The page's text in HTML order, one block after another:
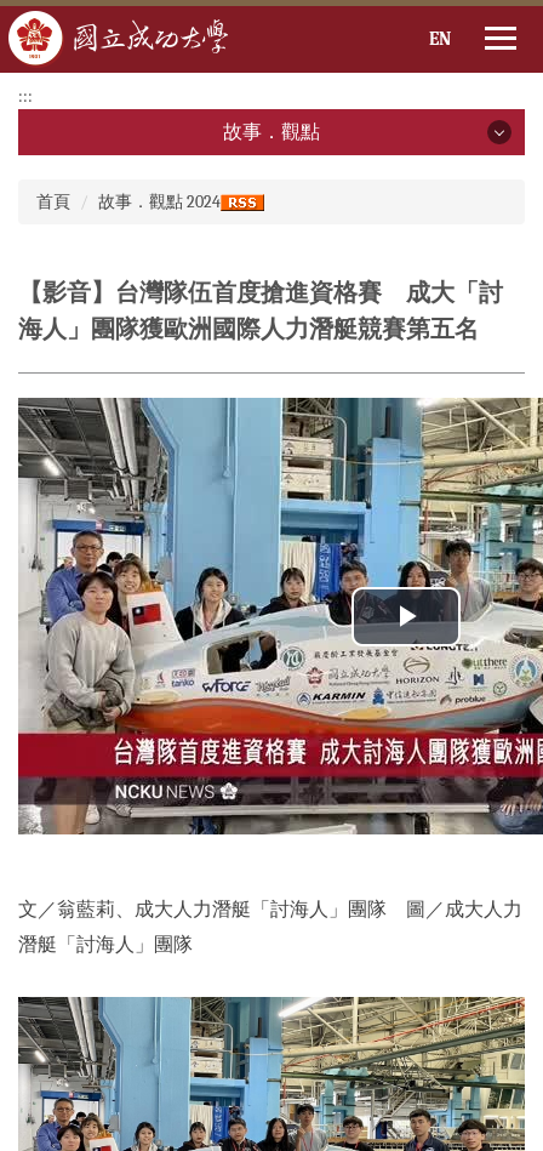
到
要
EN
:::
故事．觀點
2025年
2024年
2022年
2021年
2020年
2019年
首頁
故事．觀點 2024
【影音】台灣隊伍首度搶進資格賽 成大「討
海人」團隊獲歐洲國際人力潛艇競賽第五名
文／翁藍莉、成大人力潛艇「討海人」團隊 圖／成大人力
潛艇「討海人」團隊